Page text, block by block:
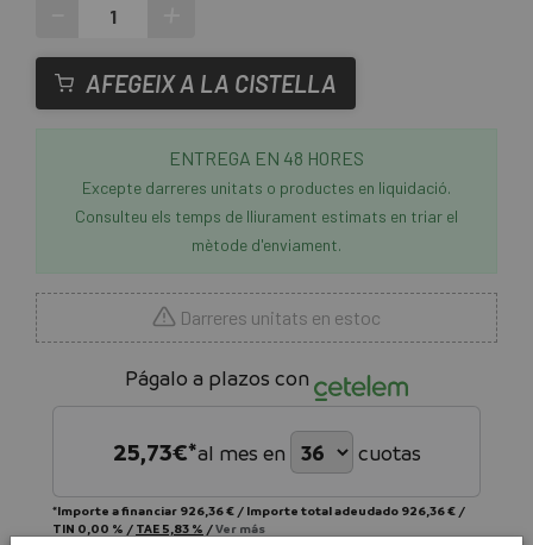
AFEGEIX A LA CISTELLA
ENTREGA EN 48 HORES
Excepte darreres unitats o productes en liquidació.
Consulteu els temps de lliurament estimats en triar el
mètode d'enviament.
Darreres unitats en estoc
Págalo a plazos con
25,73€*al mes en cuotas
*Importe a financiar 926,36 € / Importe total adeudado 926,36 € /
TIN 0,00 % / TAE 5,83 % /Ver más